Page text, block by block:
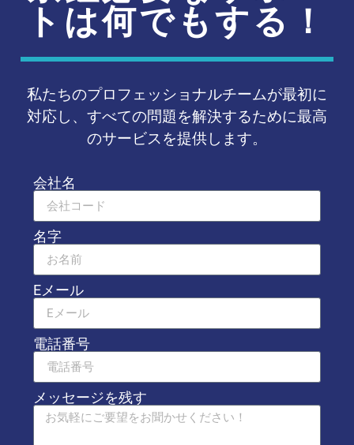
トは何でもする！
私たちのプロフェッショナルチームが最初に
対応し、すべての問題を解決するために最高
のサービスを提供します。
会社名
名字
Eメール
電話番号
メッセージを残す